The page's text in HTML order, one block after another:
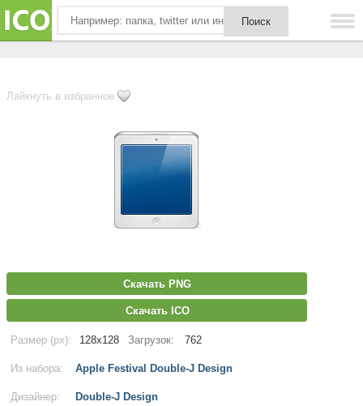
Лайкнуть в избранное
Скачать PNG
Скачать ICO
Размер (px): 128x128 Загрузок: 762
Из набора: Apple Festival Double-J Design
Дизайнер: Double-J Design